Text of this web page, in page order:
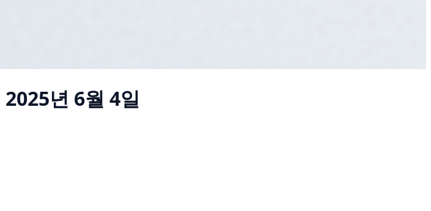
2025년 6월 4일